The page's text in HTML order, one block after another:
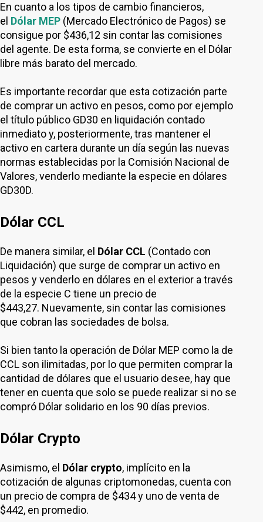
En cuanto a los tipos de cambio financieros,
el Dólar MEP (Mercado Electrónico de Pagos) se
consigue por $436,12 sin contar las comisiones
del agente. De esta forma, se convierte en el Dólar
libre más barato del mercado.
Es importante recordar que esta cotización parte
de comprar un activo en pesos, como por ejemplo
el título público GD30 en liquidación contado
inmediato y, posteriormente, tras mantener el
activo en cartera durante un día según las nuevas
normas establecidas por la Comisión Nacional de
Valores, venderlo mediante la especie en dólares
GD30D.
Dólar CCL
De manera similar, el Dólar CCL (Contado con
Liquidación) que surge de comprar un activo en
pesos y venderlo en dólares en el exterior a través
de la especie C tiene un precio de
$443,27. Nuevamente, sin contar las comisiones
que cobran las sociedades de bolsa.
Si bien tanto la operación de Dólar MEP como la de
CCL son ilimitadas, por lo que permiten comprar la
cantidad de dólares que el usuario desee, hay que
tener en cuenta que solo se puede realizar si no se
compró Dólar solidario en los 90 días previos.
Dólar Crypto
Asimismo, el Dólar crypto, implícito en la
cotización de algunas criptomonedas, cuenta con
un precio de compra de $434 y uno de venta de
$442, en promedio.